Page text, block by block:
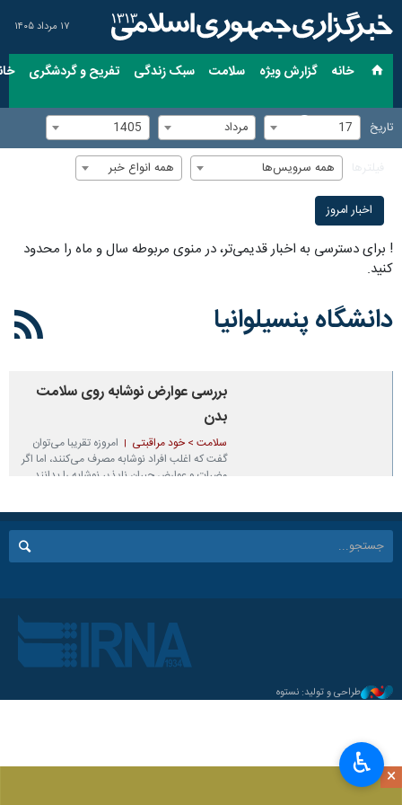
۱۷ مرداد ۱۴۰۵
خانه گزارش ویژه سلامت سبک زندگی تفریح و گردشگری
تاریخ 17 مرداد 1405
همه سرویس‌ها همه انواع خبر
اخبار امروز
! برای دسترسی به اخبار قدیمی‌تر، در منوی مربوطه سال و ماه را محدود
کنید.
دانشگاه پنسیلوانیا
بررسی عوارض نوشابه روی سلامت
بدن
سلامت > خود مراقبتی
امروزه تقریبا می‌توان
گفت که اغلب افراد نوشابه مصرف می‌کنند، اما اگر
مضرات و عوارض جبران ناپذیر نوشابه را بدانند
۱۴۰۲-۰۸-۲۲ ۰۷:۱۸
×
طراحی و تولید: نستوه
♿︎